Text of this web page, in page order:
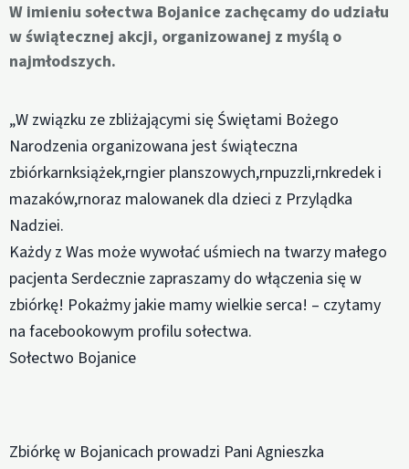
W imieniu sołectwa Bojanice zachęcamy do udziału
w świątecznej akcji, organizowanej z myślą o
najmłodszych.
„W związku ze zbliżającymi się Świętami Bożego
Narodzenia organizowana jest świąteczna
zbiórkarnksiążek,rngier planszowych,rnpuzzli,rnkredek i
mazaków,rnoraz malowanek dla dzieci z Przylądka
Nadziei.
Każdy z Was może wywołać uśmiech na twarzy małego
pacjenta Serdecznie zapraszamy do włączenia się w
zbiórkę! Pokażmy jakie mamy wielkie serca! – czytamy
na facebookowym profilu sołectwa.
Sołectwo Bojanice
Zbiórkę w Bojanicach prowadzi Pani Agnieszka